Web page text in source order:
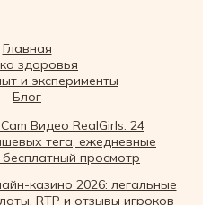
Главная
здоровья
и эксперименты
Блог
Видео RealGirls: 24
тега, ежедневные
просмотр
казино 2026: легальные
RTP и отзывы игроков